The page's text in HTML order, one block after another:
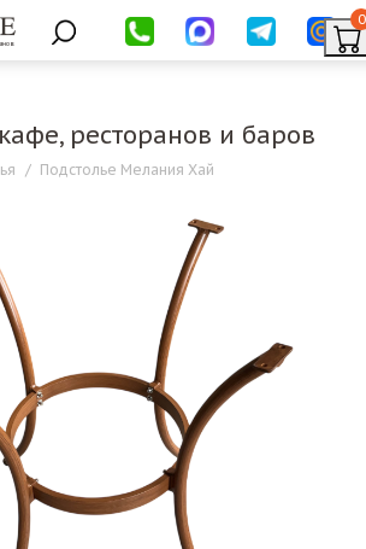
0
ресторанов и баров
/ Подстолье Мелания Хай